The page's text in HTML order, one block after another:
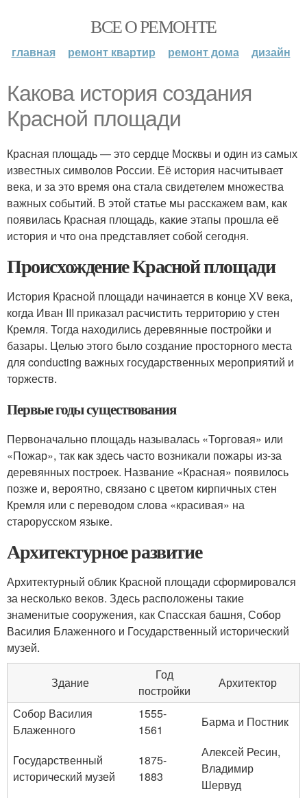
ВСЕ О РЕМОНТЕ
главная ремонт квартир ремонт дома дизайн
Какова история создания
Красной площади
Красная площадь — это сердце Москвы и один из самых
известных символов России. Её история насчитывает
века, и за это время она стала свидетелем множества
важных событий. В этой статье мы расскажем вам, как
появилась Красная площадь, какие этапы прошла её
история и что она представляет собой сегодня.
Происхождение Красной площади
История Красной площади начинается в конце XV века,
когда Иван III приказал расчистить территорию у стен
Кремля. Тогда находились деревянные постройки и
базары. Целью этого было создание просторного места
для conducting важных государственных мероприятий и
торжеств.
Первые годы существования
Первоначально площадь называлась «Торговая» или
«Пожар», так как здесь часто возникали пожары из-за
деревянных построек. Название «Красная» появилось
позже и, вероятно, связано с цветом кирпичных стен
Кремля или с переводом слова «красивая» на
старорусском языке.
Архитектурное развитие
Архитектурный облик Красной площади сформировался
за несколько веков. Здесь расположены такие
знаменитые сооружения, как Спасская башня, Собор
Василия Блаженного и Государственный исторический
музей.
Здание
Год
постройки
Архитектор
Собор Василия
Блаженного
1555-
1561
Барма и Постник
Государственный
исторический музей
1875-
1883
Алексей Ресин,
Владимир
Шервуд